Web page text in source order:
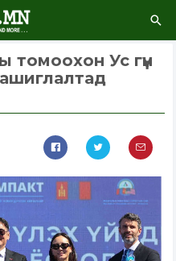
томоохон Ус гүн
ашиглалтад